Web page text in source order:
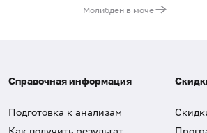
Молибден в моче
Справочная информация
Подготовка к анализам